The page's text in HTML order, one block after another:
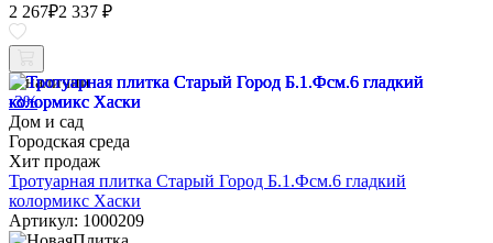
2 267₽2 337 ₽
В наличии
-3%
Дом и сад
Городская среда
Хит продаж
Тротуарная плитка Старый Город Б.1.Фсм.6 гладкий
колормикс Хаски
Артикул: 1000209